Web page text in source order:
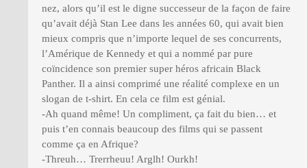
nez, alors qu’il est le digne successeur de la façon de faire
qu’avait déjà Stan Lee dans les années 60, qui avait bien
mieux compris que n’importe lequel de ses concurrents,
l’Amérique de Kennedy et qui a nommé par pure
coïncidence son premier super héros africain Black
Panther. Il a ainsi comprimé une réalité complexe en un
slogan de t-shirt. En cela ce film est génial.
-Ah quand même! Un compliment, ça fait du bien… et
puis t’en connais beaucoup des films qui se passent
comme ça en Afrique?
-Threuh… Trerrheuu! Arglh! Ourkh!